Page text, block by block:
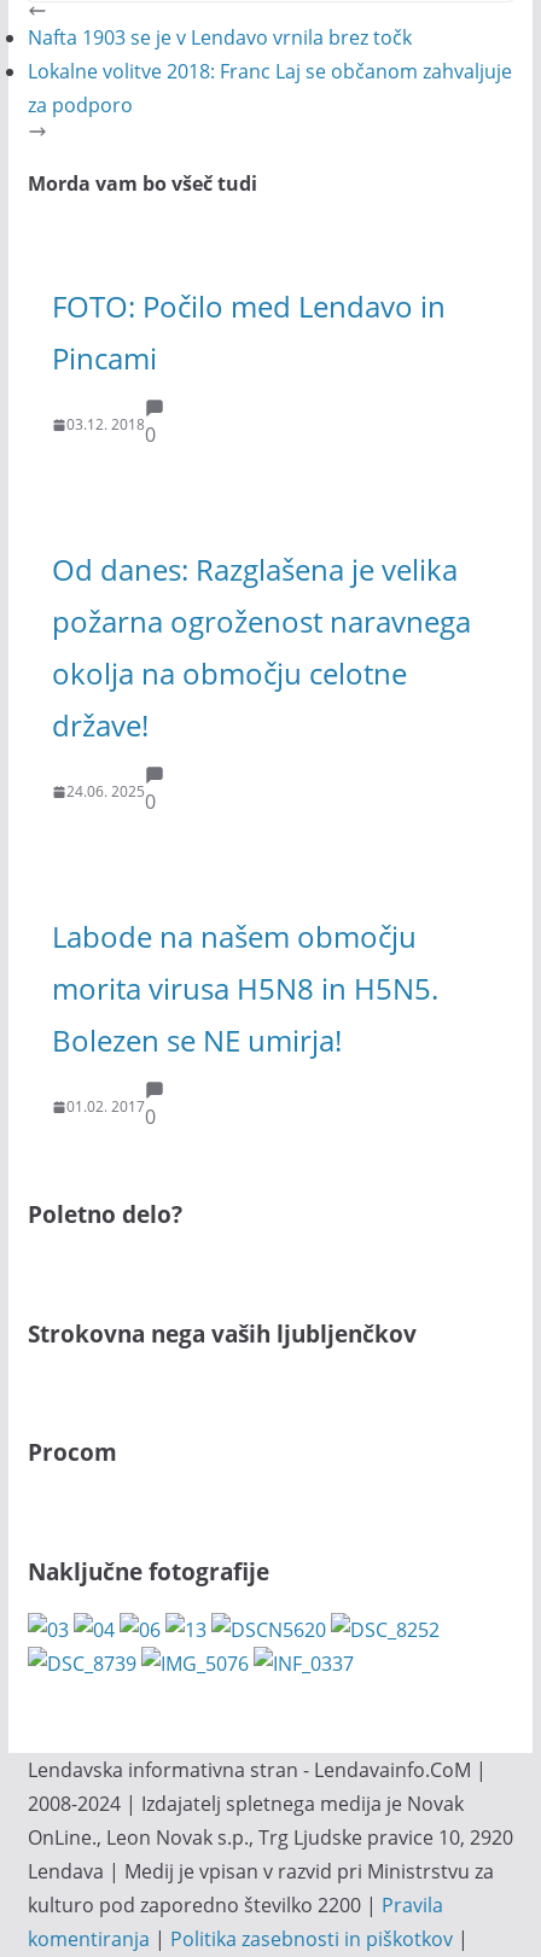
Nafta 1903 se je v Lendavo vrnila brez točk
Lokalne volitve 2018: Franc Laj se občanom zahvaljuje
za podporo
Morda vam bo všeč tudi
FOTO: Počilo med Lendavo in
Pincami
03.12. 20180
Od danes: Razglašena je velika
požarna ogroženost naravnega
okolja na območju celotne
države!
24.06. 20250
Labode na našem območju
morita virusa H5N8 in H5N5.
Bolezen se NE umirja!
01.02. 20170
Poletno delo?
Strokovna nega vaših ljubljenčkov
Procom
Naključne fotografije
Lendavska informativna stran - Lendavainfo.CoM |
2008-2024 | Izdajatelj spletnega medija je Novak
OnLine., Leon Novak s.p., Trg Ljudske pravice 10, 2920
Lendava | Medij je vpisan v razvid pri Ministrstvu za
kulturo pod zaporedno številko 2200 | Pravila
komentiranja | Politika zasebnosti in piškotkov|